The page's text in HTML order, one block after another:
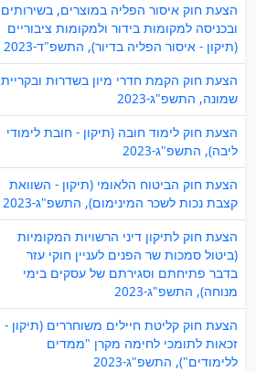
הצעת חוק איסור הפליה במוצרים, בשירותים
ובכניסה למקומות בידור ולמקומות ציבוריים
(תיקון - איסור הפליה בדיור), התשפ"ד-2023
הצעת חוק הקמת חדרי מיון בשדרות ובקריית
שמונה, התשפ"ג-2023
הצעת חוק לימוד חובה (תיקון - חובת לימודי
ליבה), התשפ"ג-2023
הצעת חוק הביטוח הלאומי (תיקון - השוואת
קצבת נכות לשכר המינימום), התשפ"ג-2023
הצעת חוק לתיקון דיני הרשויות המקומיות
(ביטול סמכות שר הפנים לעניין חוקי עזר
בדבר פתיחתם וסגירתם של עסקים בימי
מנוחה), התשפ"ג-2023
הצעת חוק קליטת חיילים משוחררים (תיקון -
זכאות לתומכי לחימה מקרן "ממדים
ללימודים"), התשפ"ג-2023